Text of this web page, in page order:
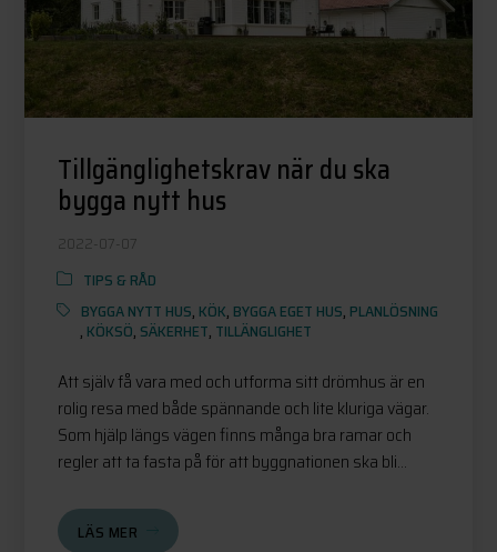
Tillgänglighetskrav när du ska
bygga nytt hus
2022-07-07
TIPS & RÅD
BYGGA NYTT HUS, KÖK, BYGGA EGET HUS, PLANLÖSNING
, KÖKSÖ, SÄKERHET, TILLÄNGLIGHET
Att själv få vara med och utforma sitt drömhus är en
rolig resa med både spännande och lite kluriga vägar.
Som hjälp längs vägen finns många bra ramar och
regler att ta fasta på för att byggnationen ska bli...
LÄS MER